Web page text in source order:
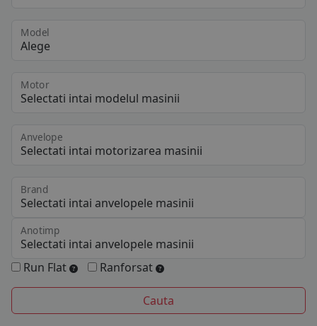
Model
Motor
Anvelope
Brand
Anotimp
Run Flat Ranforsat